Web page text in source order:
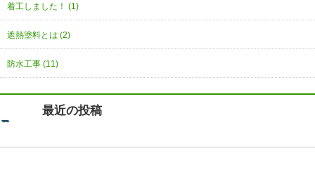
着工しました！ (1)
遮熱塗料とは (2)
防水工事 (11)
最近の投稿